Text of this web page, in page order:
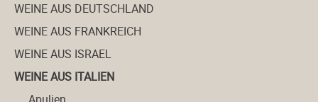
WEINE AUS DEUTSCHLAND
WEINE AUS FRANKREICH
WEINE AUS ISRAEL
WEINE AUS ITALIEN